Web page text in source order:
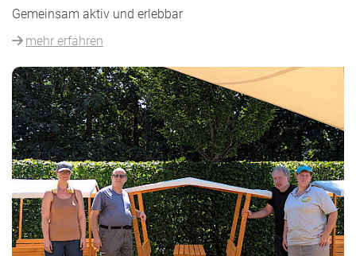
Gemeinsam aktiv und erlebbar
mehr erfahren